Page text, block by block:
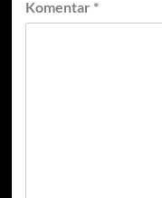
Komentar *